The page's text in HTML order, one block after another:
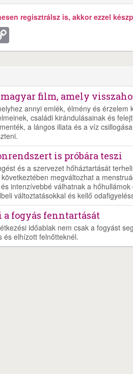
regisztrálsz is, akkor ezzel
magyar film, amely
annyi emlék, élmény és
családi kirándulásainak és
a lángos illata és a víz
is próbára teszi
és a szervezet hőháztartását
megváltozhat a
intenzívebbé válhatnak a
változtatásokkal és kellő
a fogyás fenntartását
időablak nem csak a fogyást
és elhízott felnőtteknél.